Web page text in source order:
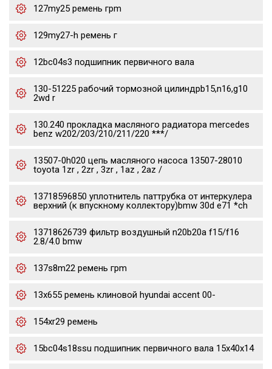
127my25 ремень грm
129my27-h ремень г
12bc04s3 подшипник первичного вала
130-51225 рабочий тормозной цилиндрb15,n16,g10
2wd r
130.240 прокладка масляного радиатора mercedes
benz w202/203/210/211/220 ***/
13507-0h020 цепь масляного насоса 13507-28010
toyota 1zr , 2zr , 3zr , 1az , 2az /
13718596850 уплотнитель паттрубка от интеркулера
верхний (к впускному коллектору)bmw 30d e71 *ch
13718626739 фильтр воздушный n20b20a f15/f16
2.8/4.0 bmw
137s8m22 ремень грm
13x655 ремень клиновой hyundai accent 00-
154xr29 ремень
15bc04s18ssu подшипник первичного вала 15x40x14